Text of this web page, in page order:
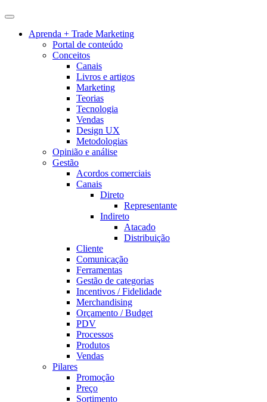
Aprenda + Trade Marketing
Portal de conteúdo
Conceitos
Canais
Livros e artigos
Marketing
Teorias
Tecnologia
Vendas
Design UX
Metodologias
Opinião e análise
Gestão
Acordos comerciais
Canais
Direto
Representante
Indireto
Atacado
Distribuição
Cliente
Comunicação
Ferramentas
Gestão de categorias
Incentivos / Fidelidade
Merchandising
Orçamento / Budget
PDV
Processos
Produtos
Vendas
Pilares
Promoção
Preço
Sortimento